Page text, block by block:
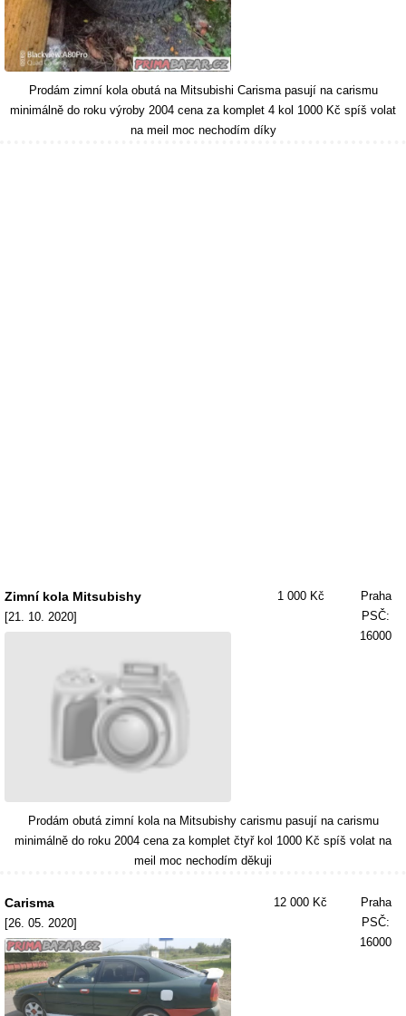
Prodám zimní kola obutá na Mitsubishi Carisma pasují na carismu
minimálně do roku výroby 2004 cena za komplet 4 kol 1000 Kč spíš volat
na meil moc nechodím díky
Zimní kola Mitsubishy
[21. 10. 2020]
1 000 Kč
Praha
PSČ:
16000
Prodám obutá zimní kola na Mitsubishy carismu pasují na carismu
minimálně do roku 2004 cena za komplet čtyř kol 1000 Kč spíš volat na
meil moc nechodím děkuji
Carisma
[26. 05. 2020]
12 000 Kč
Praha
PSČ:
16000